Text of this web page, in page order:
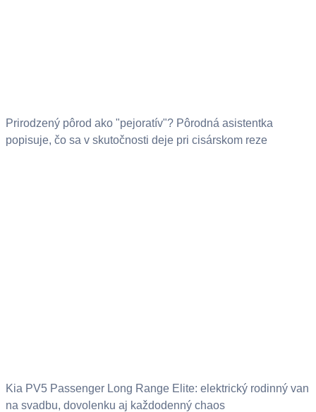
Prirodzený pôrod ako "pejoratív"? Pôrodná asistentka
popisuje, čo sa v skutočnosti deje pri cisárskom reze
Kia PV5 Passenger Long Range Elite: elektrický rodinný van
na svadbu, dovolenku aj každodenný chaos